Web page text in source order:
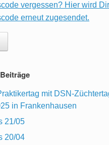
vergessen? Hier wird
erneut zugesendet.
mit DSN-
in Frankenhausen
21/05
20/04